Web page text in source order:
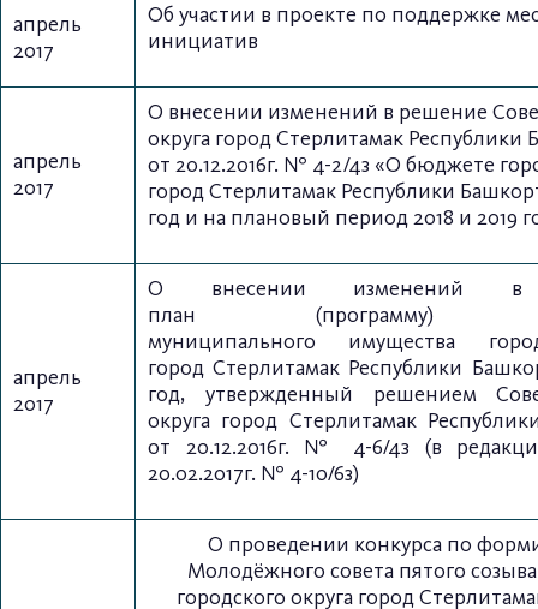
апрель
2017
Об участии в проекте по поддержке
инициатив
апрель
2017
О внесении изменений в решение
округа город Стерлитамак Республики
от 20.12.2016г. № 4-2/4з «О бюджете
город Стерлитамак Республики
год и на плановый период 2018 и 2019
апрель
2017
О внесении изменений в
план (программу)
муниципального имущества
городСтерлитамак Республики
год, утвержденный решением
округа город Стерлитамак
от 20.12.2016г. № 4-6/4з (в
20.02.2017г. № 4-10/6з)
О проведении конкурса по
Молодёжного совета пятого
городского округа город